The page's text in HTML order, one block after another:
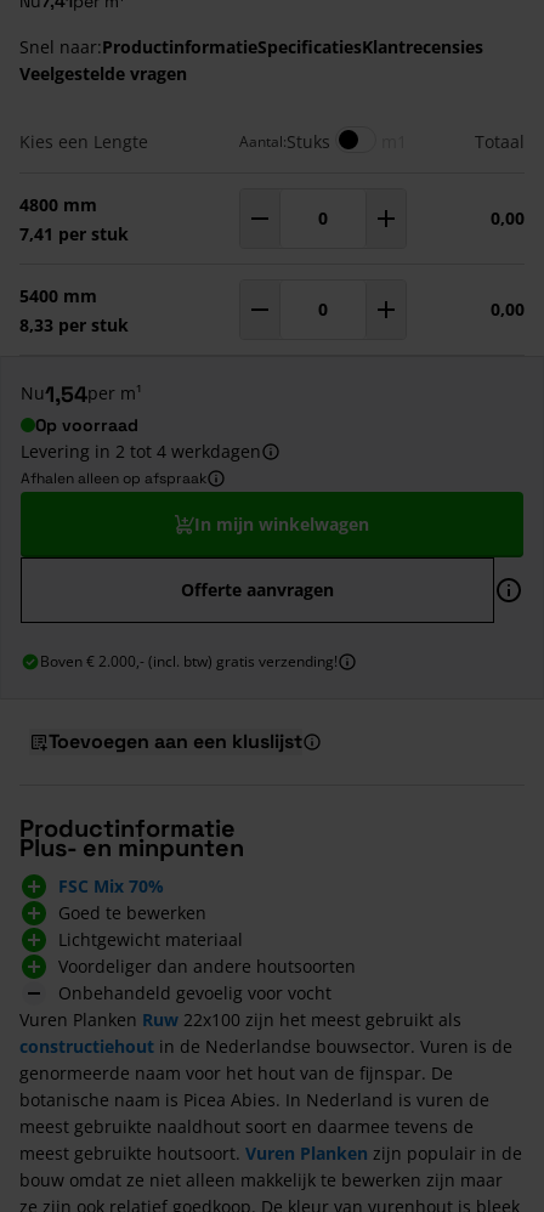
Snel naar:ProductinformatieSpecificatiesKlantrecensies
Veelgestelde vragen
Gegroepeerde productitems
Kies een Lengte Aantal:Stuks Meters Totaal
4800 mm
7,41 per stuk
Aantal m¹ 0,00
5400 mm
8,33 per stuk
Aantal m¹ 0,00
Nu1,54per m¹
Op voorraad
Levering in 2 tot 4 werkdagen
Afhalen alleen op afspraak
In mijn winkelwagen
Offerte aanvragen
Boven € 2.000,- (incl. btw) gratis verzending!
Toevoegen aan een kluslijst
Productinformatie
Plus- en minpunten
FSC Mix 70%
Goed te bewerken
Lichtgewicht materiaal
Voordeliger dan andere houtsoorten
Onbehandeld gevoelig voor vocht
Vuren Planken Ruw 22x100 zijn het meest gebruikt als
constructiehout in de Nederlandse bouwsector. Vuren is de
genormeerde naam voor het hout van de fijnspar. De
botanische naam is Picea Abies. In Nederland is vuren de
meest gebruikte naaldhout soort en daarmee tevens de
meest gebruikte houtsoort. Vuren Planken zijn populair in de
bouw omdat ze niet alleen makkelijk te bewerken zijn maar
ze zijn ook relatief goedkoop. De kleur van vurenhout is bleek